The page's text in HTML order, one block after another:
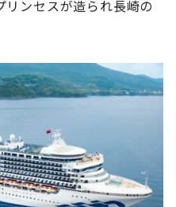
ンセスが造られ長崎の